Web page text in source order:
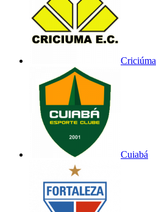
Criciúma
Cuiabá